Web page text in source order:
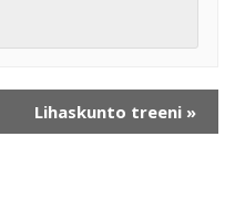
Lihaskunto treeni »